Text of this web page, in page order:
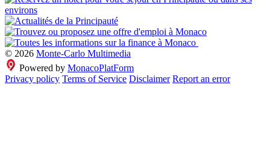
© 2026 Monte-Carlo Multimedia
Powered by MonacoPlatForm
Privacy policy Terms of Service Disclaimer Report an error